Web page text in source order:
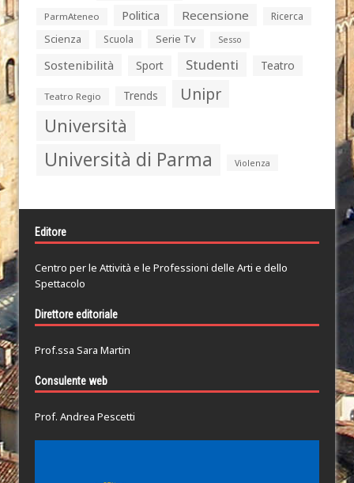
ParmAteneo Politica Recensione
Ricerca
Scienza
Scuola Serie Tv Sesso
Sostenibilità Sport Studenti Teatro
Teatro Regio Trends Unipr
Università
Università di Parma Violenza
Editore
Centro per le Attività e le Professioni delle Arti e dello
Spettacolo
Direttore editoriale
Prof.ssa Sara Martin
Consulente web
Prof. Andrea Pescetti